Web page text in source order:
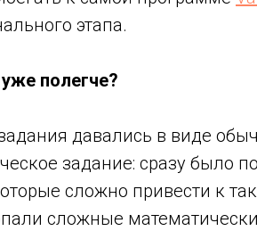
этапа.
полегче?
давались в виде
задание: сразу было
сложно привести к
сложные